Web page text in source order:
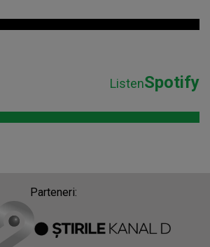
ListenSpotify
Parteneri: